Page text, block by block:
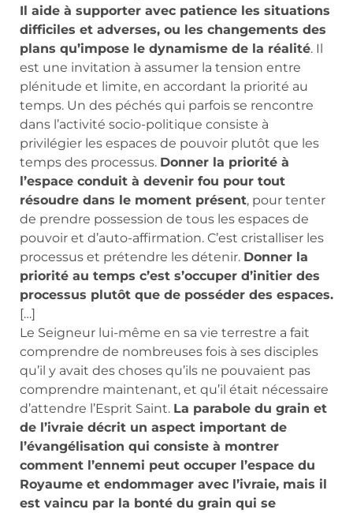
Il aide à supporter avec patience les situations
difficiles et adverses, ou les changements des
plans qu’impose le dynamisme de la réalité. Il
est une invitation à assumer la tension entre
plénitude et limite, en accordant la priorité au
temps. Un des péchés qui parfois se rencontre
dans l’activité socio-politique consiste à
privilégier les espaces de pouvoir plutôt que les
temps des processus. Donner la priorité à
l’espace conduit à devenir fou pour tout
résoudre dans le moment présent, pour tenter
de prendre possession de tous les espaces de
pouvoir et d’auto-affirmation. C’est cristalliser les
processus et prétendre les détenir. Donner la
priorité au temps c’est s’occuper d’initier des
processus plutôt que de posséder des espaces.
[…]
Le Seigneur lui-même en sa vie terrestre a fait
comprendre de nombreuses fois à ses disciples
qu’il y avait des choses qu’ils ne pouvaient pas
comprendre maintenant, et qu’il était nécessaire
d’attendre l’Esprit Saint. La parabole du grain et
de l’ivraie décrit un aspect important de
l’évangélisation qui consiste à montrer
comment l’ennemi peut occuper l’espace du
Royaume et endommager avec l’ivraie, mais il
est vaincu par la bonté du grain qui se